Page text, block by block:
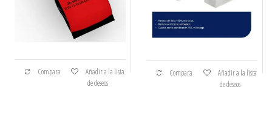
Compara
Añadir a la lista
de deseos
Compara
Añadir a la lista
de deseos